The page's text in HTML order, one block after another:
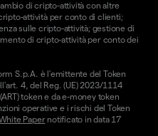
di cripto-attività con altre
attività per conto di clienti;
sulle cripto-attività; gestione di
di cripto-attività per conto dei
S.p.A. è l'emittente del Token
4, del Reg. (UE) 2023/1114
token e da e-money token
operative e i rischi del Token
Papernotificato in data 17